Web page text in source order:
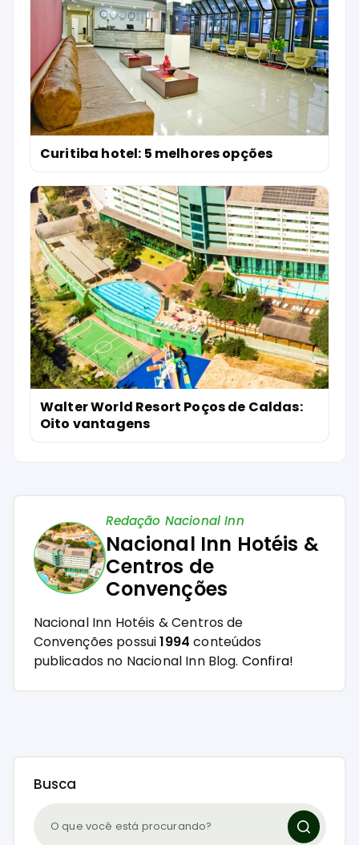
Curitiba hotel: 5 melhores opções
Walter World Resort Poços de Caldas:
Oito vantagens
Redação Nacional Inn
Nacional Inn Hotéis &
Centros de
Convenções
Nacional Inn Hotéis & Centros de
Convenções possui1994 conteúdos
publicados no Nacional Inn Blog. Confira!
Busca